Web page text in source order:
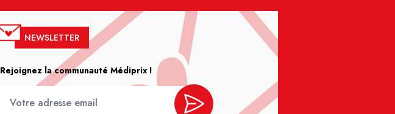
NEWSLETTER
Rejoignez la communauté Médiprix !